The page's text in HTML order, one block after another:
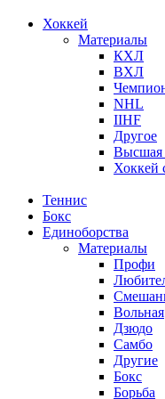
Хоккей
Материалы
КХЛ
ВХЛ
NHL
IIHF
Другое
Высшая
Хоккей
Теннис
Бокс
Единоборства
Материалы
Профи
Вольная
Дзюдо
Самбо
Другие
Бокс
Борьба